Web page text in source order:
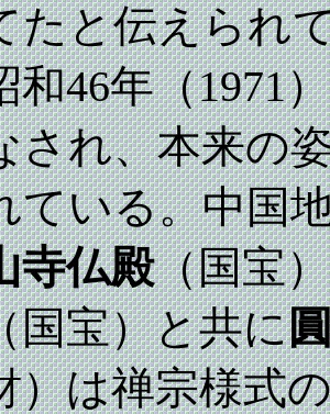
たと伝えられ
和46年（1971
され、本来の
ている。中国
寺仏殿（国宝
国宝）と共に
）は禅宗様式